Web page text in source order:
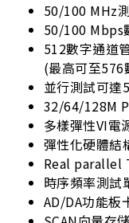
50/100 MHz
50/100 Mbps
512數字通道
(最高可至576
並行測試可達
32/64/128M
多樣彈性VI電
彈性化硬體結
Real parallel
時序頻率測試
AD/DA功能